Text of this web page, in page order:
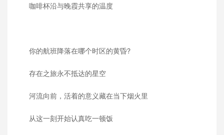
咖啡杯沿与晚霞共享的温度
你的航班降落在哪个时区的黄昏?
存在之旅永不抵达的星空
河流向前，活着的意义藏在当下烟火里
从这一刻开始认真吃一顿饭